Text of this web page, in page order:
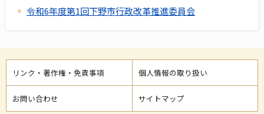
令和6年度第1回下野市行政改革推進委員会
リンク・著作権・免責事項 個人情報の取り扱い
お問い合わせ サイトマップ